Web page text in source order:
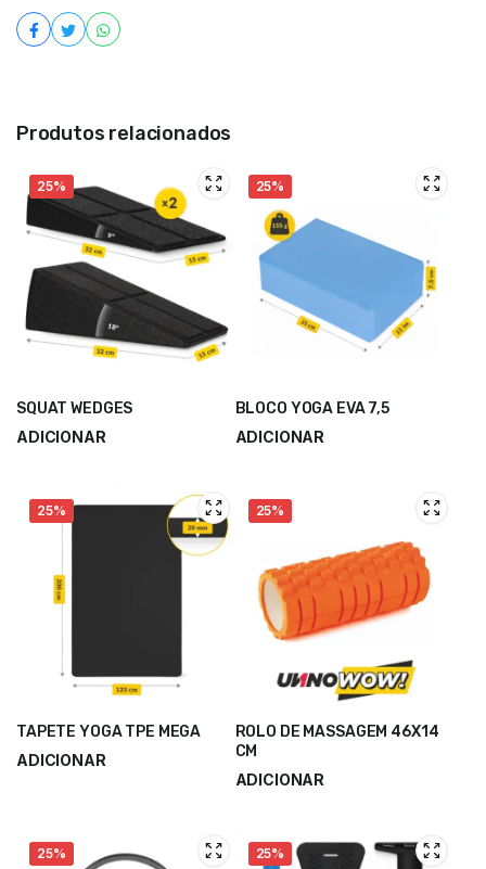
Produtos relacionados
25%
SQUAT WEDGES
ADICIONAR
25%
BLOCO YOGA EVA 7,5
ADICIONAR
25%
TAPETE YOGA TPE MEGA
ADICIONAR
25%
ROLO DE MASSAGEM 46X14
CM
ADICIONAR
25% 25%